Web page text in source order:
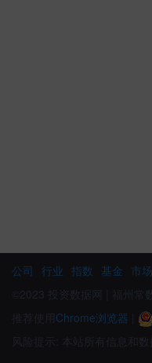
公司 行业 指数 基金 市场
©2023 投资数据网 | 福州常
推荐使用 Chrome浏览器
风险提示: 本站所有信息和